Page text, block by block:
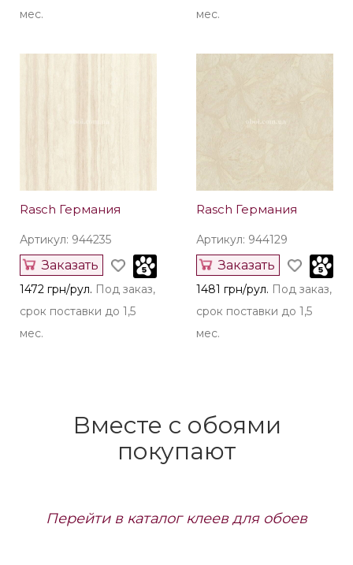
мес.
мес.
Rasch Германия
Артикул: 944235
Заказать
1472 грн/рул. Под заказ,
срок поставки до 1,5
мес.
Rasch Германия
Артикул: 944129
Заказать
1481 грн/рул. Под заказ,
срок поставки до 1,5
мес.
Вместе с обоями
покупают
Перейти в каталог клеев для обоев